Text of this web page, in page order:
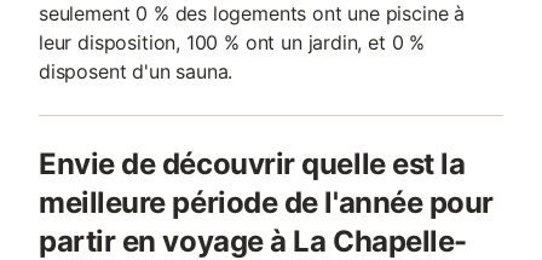
seulement 0 % des logements ont une piscine à
leur disposition, 100 % ont un jardin, et 0 %
disposent d'un sauna.
Envie de découvrir quelle est la
meilleure période de l'année pour
partir en voyage à La Chapelle-